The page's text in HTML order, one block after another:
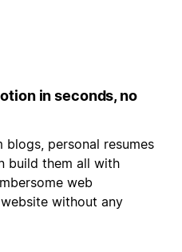
in seconds, no
blogs, personal resumes
build them all with
web
without any